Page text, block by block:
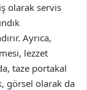
olarak servis
Ayrıca,
lezzet
taze portakal
görsel olarak da